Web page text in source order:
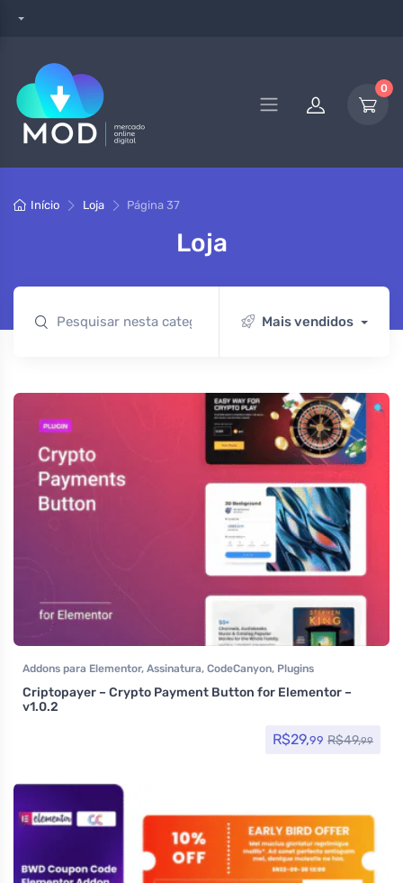
0
Início Loja Página 37
Loja
Mais vendidos
Addons para Elementor, Assinatura, CodeCanyon, Plugins
Criptopayer – Crypto Payment Button for Elementor –
v1.0.2
R$29,99 R$49,99